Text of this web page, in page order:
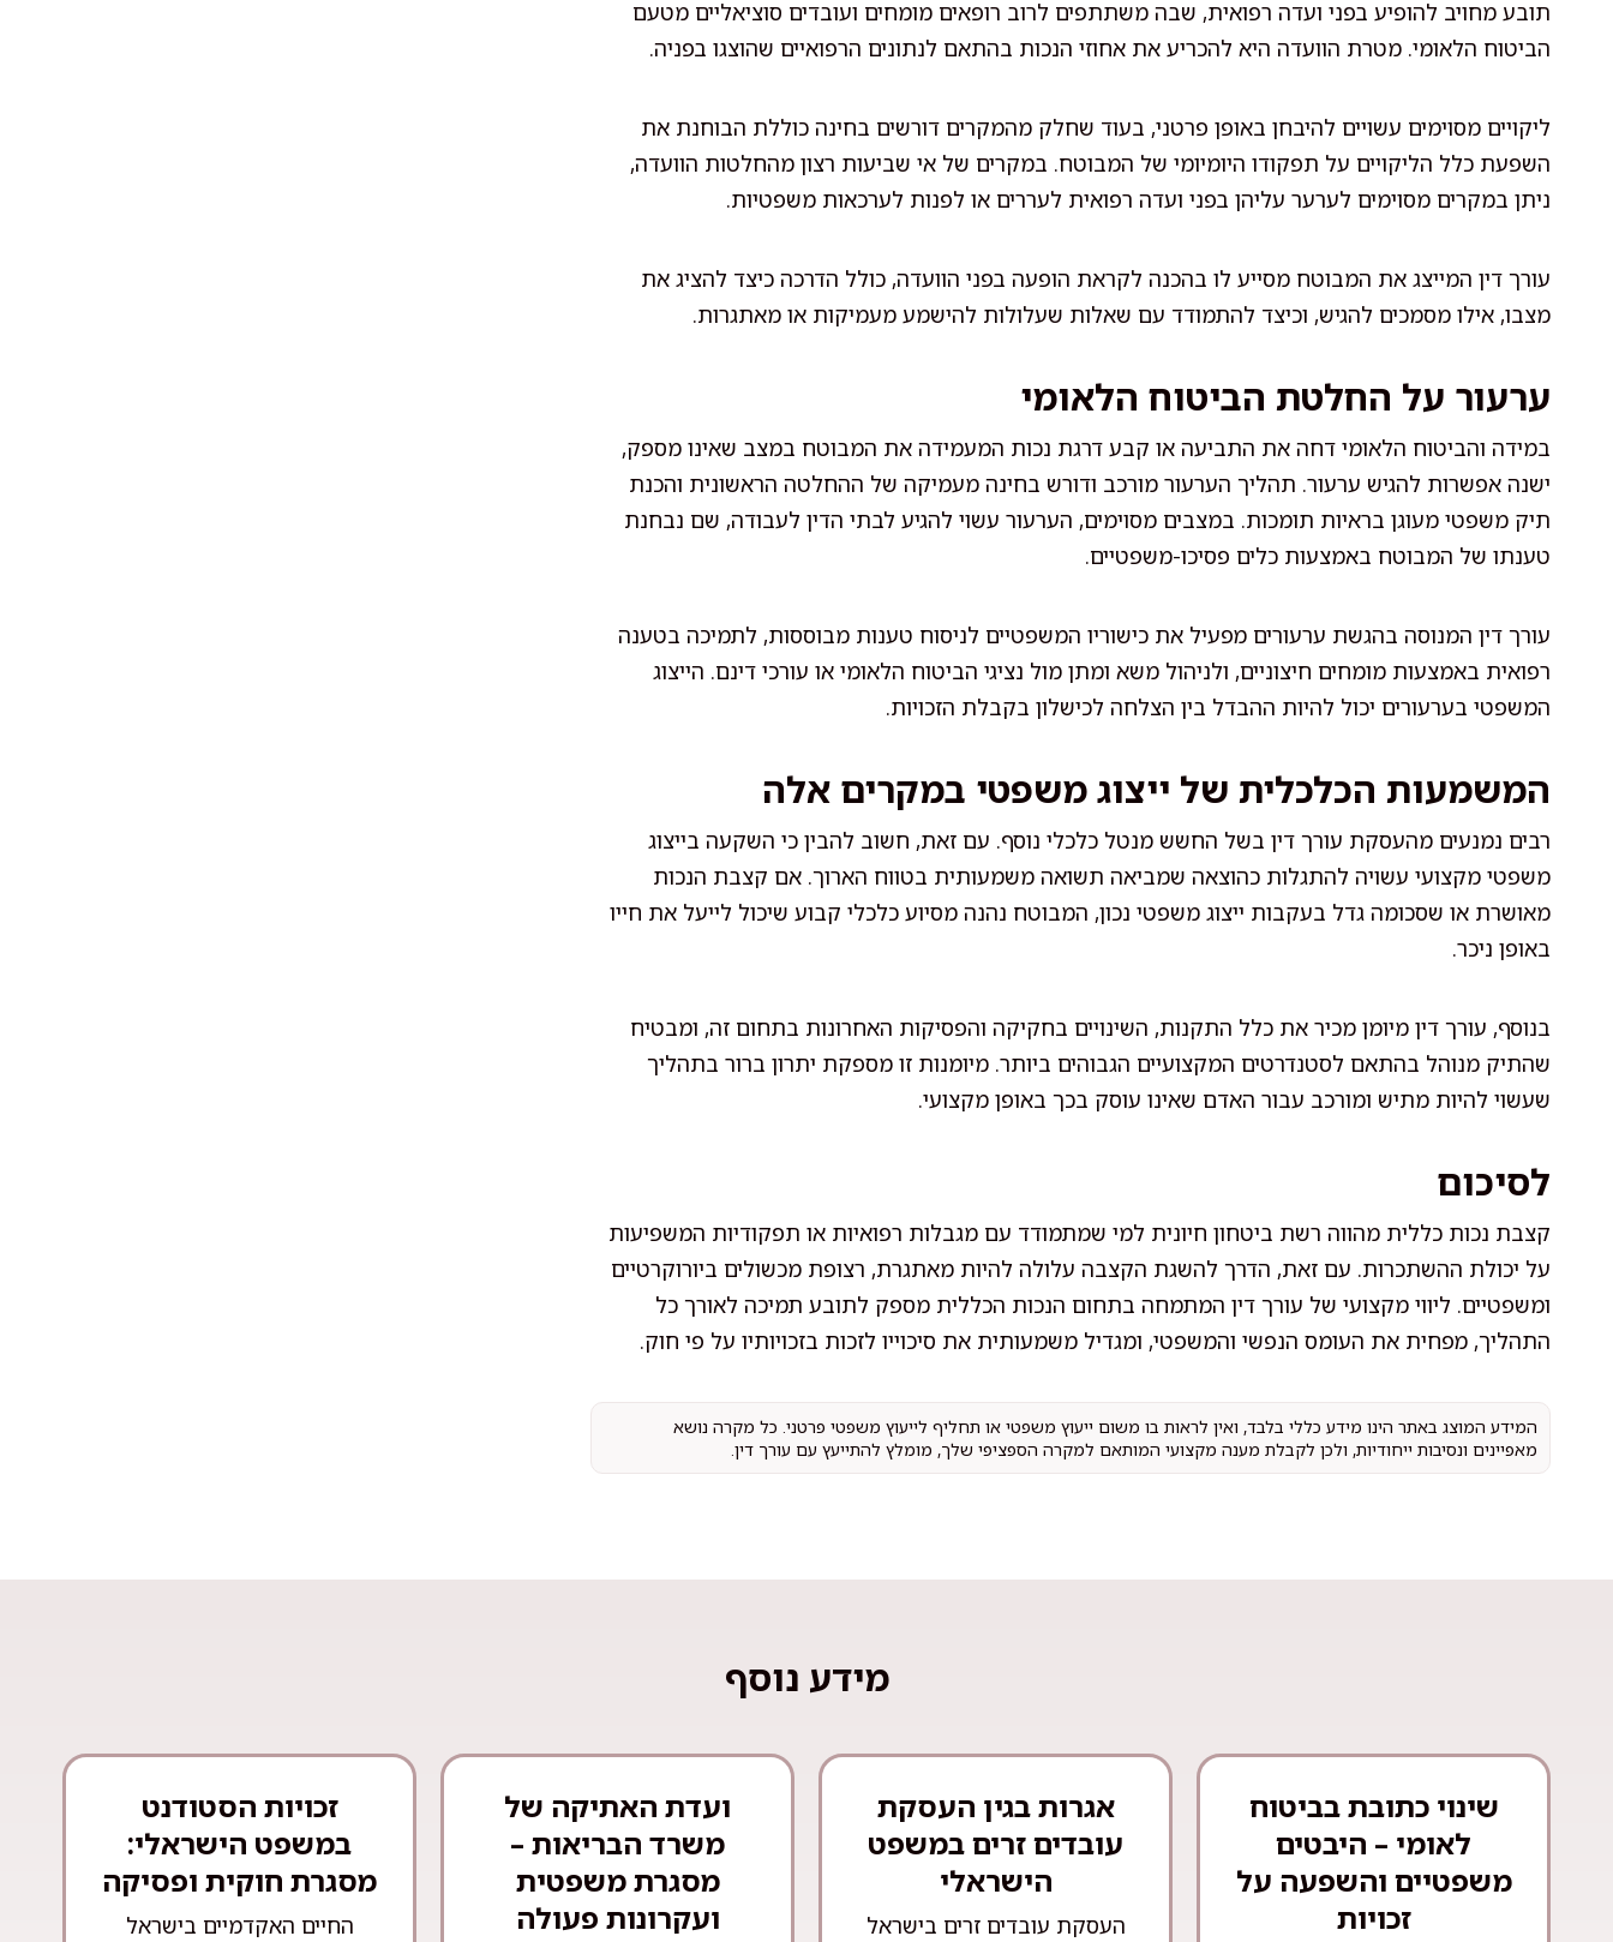
תובע מחויב להופיע בפני ועדה רפואית, שבה משתתפים לרוב רופאים מומחים ועובדים סוציאליים מטעם
הביטוח הלאומי. מטרת הוועדה היא להכריע את אחוזי הנכות בהתאם לנתונים הרפואיים שהוצגו בפניה.
ליקויים מסוימים עשויים להיבחן באופן פרטני, בעוד שחלק מהמקרים דורשים בחינה כוללת הבוחנת את
השפעת כלל הליקויים על תפקודו היומיומי של המבוטח. במקרים של אי שביעות רצון מהחלטות הוועדה,
ניתן במקרים מסוימים לערער עליהן בפני ועדה רפואית לעררים או לפנות לערכאות משפטיות.
עורך דין המייצג את המבוטח מסייע לו בהכנה לקראת הופעה בפני הוועדה, כולל הדרכה כיצד להציג את
מצבו, אילו מסמכים להגיש, וכיצד להתמודד עם שאלות שעלולות להישמע מעמיקות או מאתגרות.
ערעור על החלטת הביטוח הלאומי
במידה והביטוח הלאומי דחה את התביעה או קבע דרגת נכות המעמידה את המבוטח במצב שאינו מספק,
ישנה אפשרות להגיש ערעור. תהליך הערעור מורכב ודורש בחינה מעמיקה של ההחלטה הראשונית והכנת
תיק משפטי מעוגן בראיות תומכות. במצבים מסוימים, הערעור עשוי להגיע לבתי הדין לעבודה, שם נבחנת
טענתו של המבוטח באמצעות כלים פסיכו-משפטיים.
עורך דין המנוסה בהגשת ערעורים מפעיל את כישוריו המשפטיים לניסוח טענות מבוססות, לתמיכה בטענה
רפואית באמצעות מומחים חיצוניים, ולניהול משא ומתן מול נציגי הביטוח הלאומי או עורכי דינם. הייצוג
המשפטי בערעורים יכול להיות ההבדל בין הצלחה לכישלון בקבלת הזכויות.
המשמעות הכלכלית של ייצוג משפטי במקרים אלה
רבים נמנעים מהעסקת עורך דין בשל החשש מנטל כלכלי נוסף. עם זאת, חשוב להבין כי השקעה בייצוג
משפטי מקצועי עשויה להתגלות כהוצאה שמביאה תשואה משמעותית בטווח הארוך. אם קצבת הנכות
מאושרת או שסכומה גדל בעקבות ייצוג משפטי נכון, המבוטח נהנה מסיוע כלכלי קבוע שיכול לייעל את חייו
באופן ניכר.
בנוסף, עורך דין מיומן מכיר את כלל התקנות, השינויים בחקיקה והפסיקות האחרונות בתחום זה, ומבטיח
שהתיק מנוהל בהתאם לסטנדרטים המקצועיים הגבוהים ביותר. מיומנות זו מספקת יתרון ברור בתהליך
שעשוי להיות מתיש ומורכב עבור האדם שאינו עוסק בכך באופן מקצועי.
לסיכום
קצבת נכות כללית מהווה רשת ביטחון חיונית למי שמתמודד עם מגבלות רפואיות או תפקודיות המשפיעות
על יכולת ההשתכרות. עם זאת, הדרך להשגת הקצבה עלולה להיות מאתגרת, רצופת מכשולים ביורוקרטיים
ומשפטיים. ליווי מקצועי של עורך דין המתמחה בתחום הנכות הכללית מספק לתובע תמיכה לאורך כל
התהליך, מפחית את העומס הנפשי והמשפטי, ומגדיל משמעותית את סיכוייו לזכות בזכויותיו על פי חוק.
המידע המוצג באתר הינו מידע כללי בלבד, ואין לראות בו משום ייעוץ משפטי או תחליף לייעוץ משפטי פרטני. כל מקרה נושא
מאפיינים ונסיבות ייחודיות, ולכן לקבלת מענה מקצועי המותאם למקרה הספציפי שלך, מומלץ להתייעץ עם עורך דין.
מידע נוסף
שינוי כתובת בביטוח
לאומי – היבטים
משפטיים והשפעה על
זכויות
אגרות בגין העסקת
עובדים זרים במשפט
הישראלי
העסקת עובדים זרים בישראל
ועדת האתיקה של
משרד הבריאות –
מסגרת משפטית
ועקרונות פעולה
זכויות הסטודנט
במשפט הישראלי:
מסגרת חוקית ופסיקה
החיים האקדמיים בישראל